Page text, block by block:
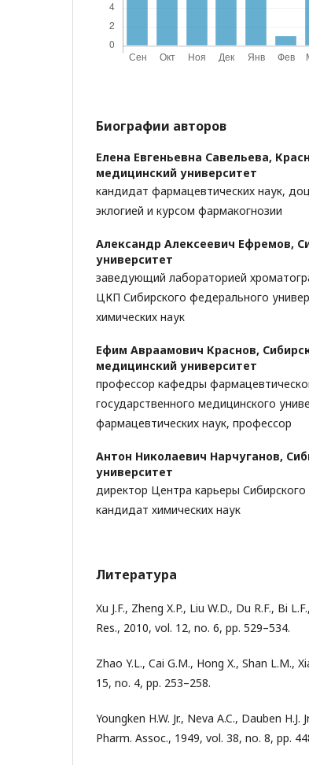
Биографии авторов
Елена Евгеньевна Савельева,
медицинский университет
кандидат фармацевтических наук,
эклогией и курсом фармакогнозии
Александр Алексеевич Ефремов,
университет
заведующий лабораторией
ЦКП Сибирского федерального
химических наук
Ефим Авраамович Краснов,
медицинский университет
профессор кафедры
государственного медицинского
фармацевтических наук, профессор
Антон Николаевич Нарчуганов,
университет
директор Центра карьеры
кандидат химических наук
Литература
Xu J.F., Zheng X.P., Liu W.D., Du R.F., Bi
Res., 2010, vol. 12, no. 6, pp. 529–534.
Zhao Y.L., Cai G.M., Hong X., Shan L.M.,
15, no. 4, pp. 253–258.
Youngken H.W. Jr., Neva A.C., Dauben H.J.
Pharm. Assoc., 1949, vol. 38, no. 8, pp.